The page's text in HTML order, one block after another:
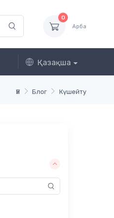
0
Арба
Қазақша
Үй Блог Күшейту